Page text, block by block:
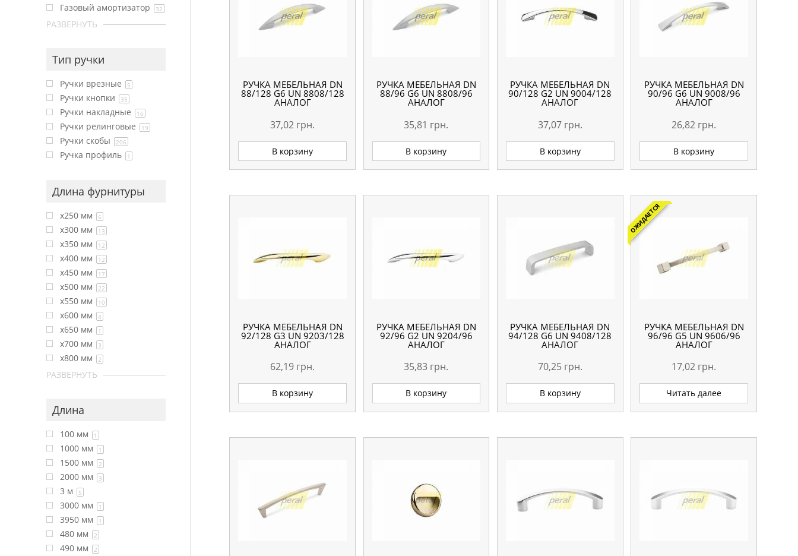
РУЧКА МЕБЕЛЬНАЯ DN
88/128 G6 UN 8808/128
АНАЛОГ
37,02 грн.
В корзину
РУЧКА МЕБЕЛЬНАЯ DN
88/96 G6 UN 8808/96
АНАЛОГ
35,81 грн.
В корзину
РУЧКА МЕБЕЛЬНАЯ DN
90/128 G2 UN 9004/128
АНАЛОГ
37,07 грн.
В корзину
РУЧКА МЕБЕЛЬНАЯ DN
90/96 G6 UN 9008/96
АНАЛОГ
26,82 грн.
В корзину
РУЧКА МЕБЕЛЬНАЯ DN
92/128 G3 UN 9203/128
АНАЛОГ
62,19 грн.
В корзину
РУЧКА МЕБЕЛЬНАЯ DN
92/96 G2 UN 9204/96
АНАЛОГ
35,83 грн.
В корзину
РУЧКА МЕБЕЛЬНАЯ DN
94/128 G6 UN 9408/128
АНАЛОГ
70,25 грн.
В корзину
ОЖИДАЕТСЯ
РУЧКА МЕБЕЛЬНАЯ DN
96/96 G5 UN 9606/96
АНАЛОГ
17,02 грн.
Читать далее
Газовый амортизатор 32
РАЗВЕРНУТЬ
Тип ручки
Ручки врезные 5
Ручки кнопки 35
Ручки накладные 16
Ручки релинговые 19
Ручки скобы 206
Ручка профиль 1
Длина фурнитуры
x250 мм 6
x300 мм 13
x350 мм 12
x400 мм 12
x450 мм 17
x500 мм 22
x550 мм 10
x600 мм 4
x650 мм 1
x700 мм 3
x800 мм 2
РАЗВЕРНУТЬ
Длина
100 мм 1
1000 мм 1
1500 мм 2
2000 мм 3
3 м 5
3000 мм 1
3950 мм 1
480 мм 2
490 мм 2